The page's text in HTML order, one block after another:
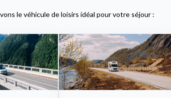
le véhicule de loisirs idéal pour votre séjour :